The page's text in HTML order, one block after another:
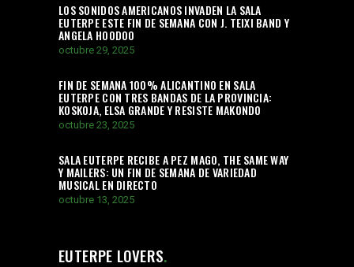
LOS SONIDOS AMERICANOS INVADEN LA SALA
EUTERPE ESTE FIN DE SEMANA CON J. TEIXI BAND Y
ANGELA HOODOO
octubre 29, 2025
FIN DE SEMANA 100% ALICANTINO EN SALA
EUTERPE CON TRES BANDAS DE LA PROVINCIA:
KOSKOJA, ELSA GRANDE Y RESISTE MAKONDO
octubre 23, 2025
SALA EUTERPE RECIBE A PEZ MAGO, THE SAME WAY
Y MAILERS: UN FIN DE SEMANA DE VARIEDAD
MUSICAL EN DIRECTO
octubre 13, 2025
EUTERPE LOVERS